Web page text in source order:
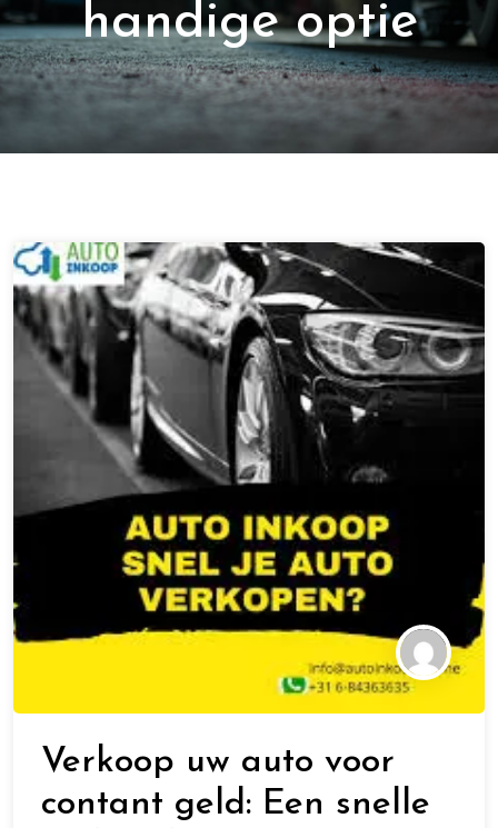
handige optie
Verkoop uw auto voor
contant geld: Een snelle